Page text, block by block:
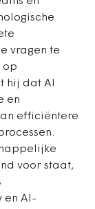
vragen te
op
hij dat AI
en
efficiëntere
voor staat,
en AI-